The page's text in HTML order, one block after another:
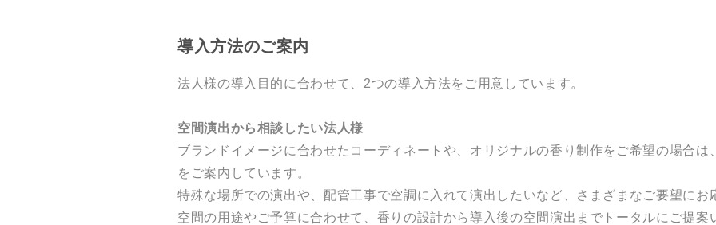
導入方法のご案内
法人様の導入目的に合わせて、2つの導入方法をご用意しています。
空間演出から相談したい法人様
ブランドイメージに合わせたコーディネートや、オリジナルの香り制作をご希望の場合は
をご案内しています。
特殊な場所での演出や、配管工事で空調に入れて演出したいなど、さまざまなご要望にお
空間の用途やご予算に合わせて、香りの設計から導入後の空間演出までトータルにご提案